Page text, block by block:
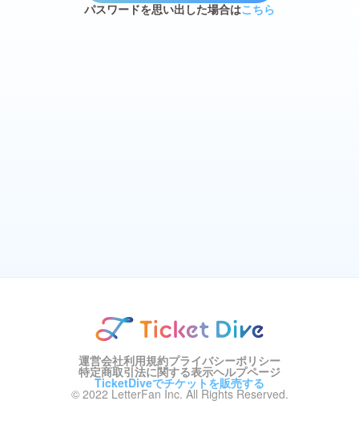
パスワードを思い出した場合はこちら
運営会社利用規約プライバシーポリシー
特定商取引法に関する表示ヘルプページ
TicketDiveでチケットを販売する
© 2022 LetterFan Inc. All Rights Reserved.